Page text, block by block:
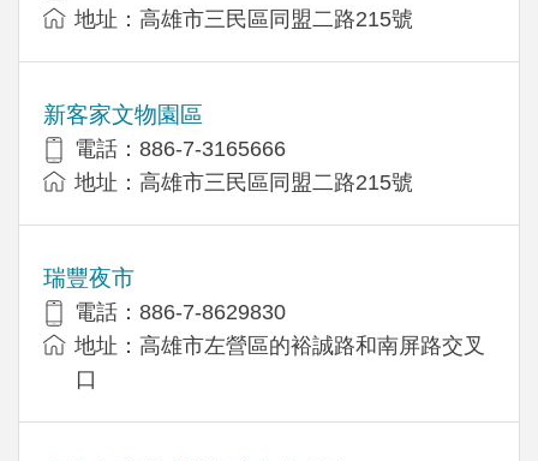
地址：高雄市三民區同盟二路215號
新客家文物園區
電話：886-7-3165666
地址：高雄市三民區同盟二路215號
瑞豐夜市
電話：886-7-8629830
地址：高雄市左營區的裕誠路和南屏路交叉
口